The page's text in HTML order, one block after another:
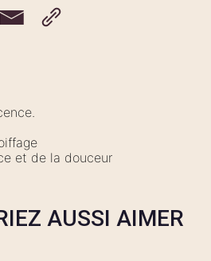
et de la douceur
AUSSI AIMER